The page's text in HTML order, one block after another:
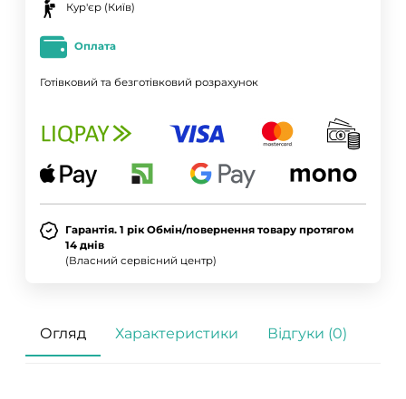
Кур'єр (Київ)
Оплата
Готівковий та безготівковий розрахунок
Гарантія. 1 рік Обмін/повернення товару протягом
14 днів
(Власний сервісний центр)
Огляд Характеристики Відгуки (0)